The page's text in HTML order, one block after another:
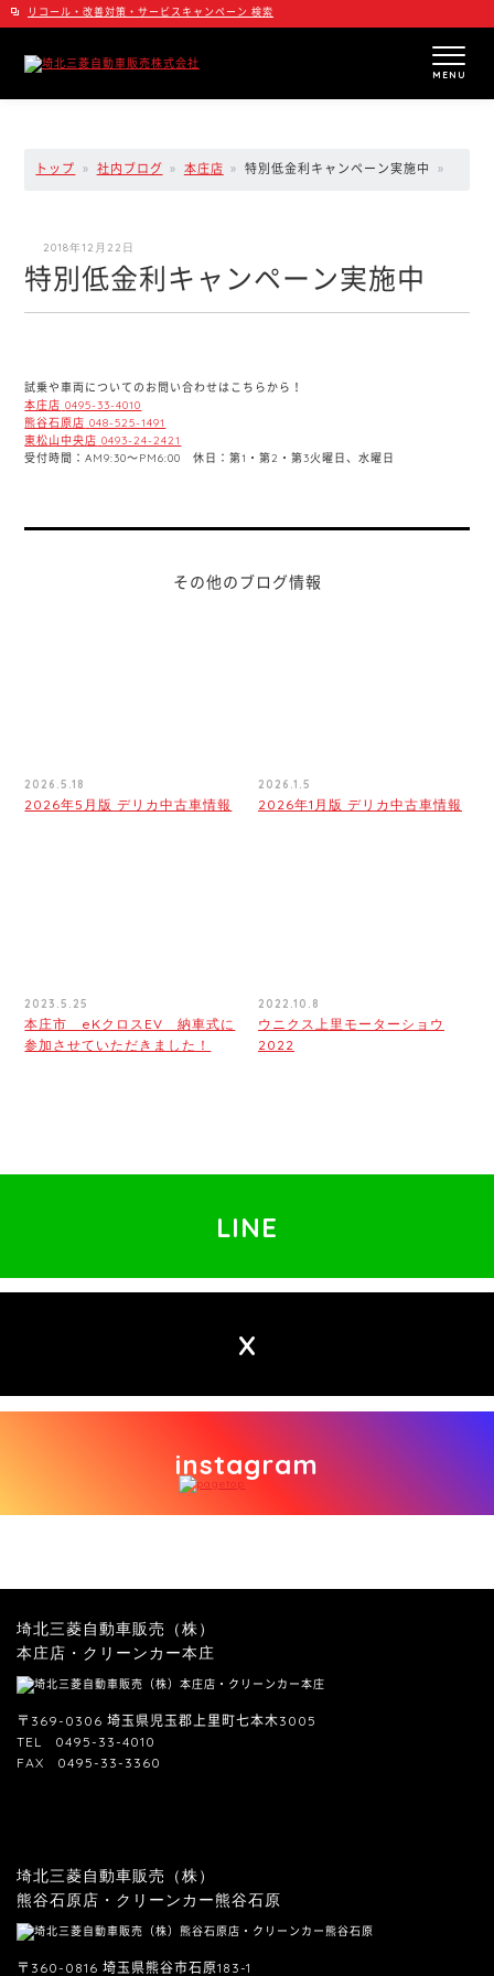
リコール・改善対策・サービスキャンペーン 検索
MENU
トップ 社内ブログ 本庄店 特別低金利キャンペーン実施中
2018年12月22日
特別低金利キャンペーン実施中
試乗や車両についてのお問い合わせはこちらから！
本庄店 0495-33-4010
熊谷石原店 048-525-1491
東松山中央店 0493-24-2421
受付時間：AM9:30〜PM6:00 休日：第1・第2・第3火曜日、水曜日
その他のブログ情報
2026.5.18
2026年5月版 デリカ中古車情報
2026.1.5
2026年1月版 デリカ中古車情報
2023.5.25
本庄市 eKクロスEV 納車式に
参加させていただきました！
2022.10.8
ウニクス上里モーターショウ
2022
LINE
X
instagram
埼北三菱自動車販売（株）
本庄店・クリーンカー本庄
〒369-0306 埼玉県児玉郡上里町七本木3005
TEL
0495-33-4010
FAX
0495-33-3360
埼北三菱自動車販売（株）
熊谷石原店・クリーンカー熊谷石原
〒360-0816 埼玉県熊谷市石原183-1